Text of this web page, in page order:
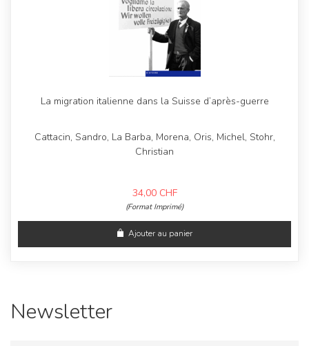
La migration italienne dans la Suisse d’après-guerre
Cattacin, Sandro, La Barba, Morena, Oris, Michel, Stohr,
Christian
34,00 CHF
(Format Imprimé)
Ajouter au panier
Newsletter